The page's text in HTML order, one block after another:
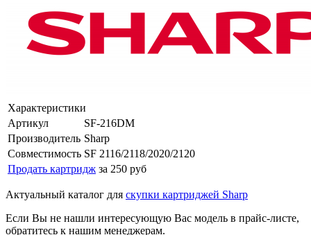
Характеристики
Артикул
SF-216DM
Производитель Sharp
Совместимость SF 2116/2118/2020/2120
Продать картридж за 250 руб
Актуальный каталог для скупки картриджей Sharp
Если Вы не нашли интересующую Вас модель в прайс-листе,
обратитесь к нашим менеджерам.